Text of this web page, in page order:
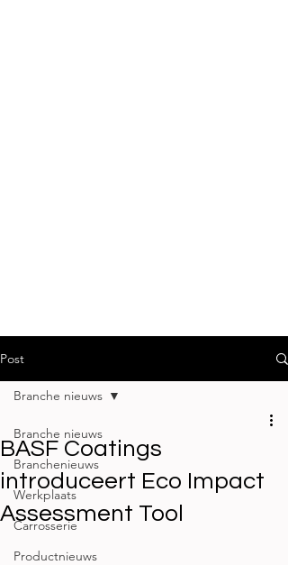
Post
Branche nieuws
Branchenieuws
Werkplaats
Carrosserie
Productnieuws
Branche nieuws
BASF Coatings
introduceert Eco Impact
Assessment Tool